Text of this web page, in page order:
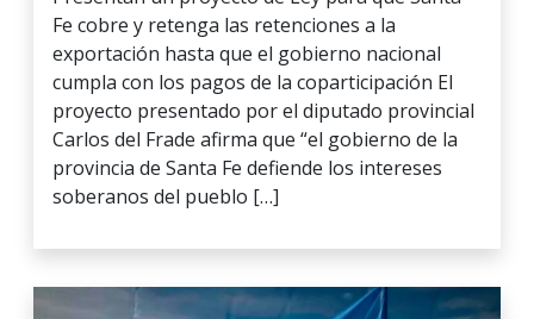
Fe cobre y retenga las retenciones a la
exportación hasta que el gobierno nacional
cumpla con los pagos de la coparticipación El
proyecto presentado por el diputado provincial
Carlos del Frade afirma que “el gobierno de la
provincia de Santa Fe defiende los intereses
soberanos del pueblo […]